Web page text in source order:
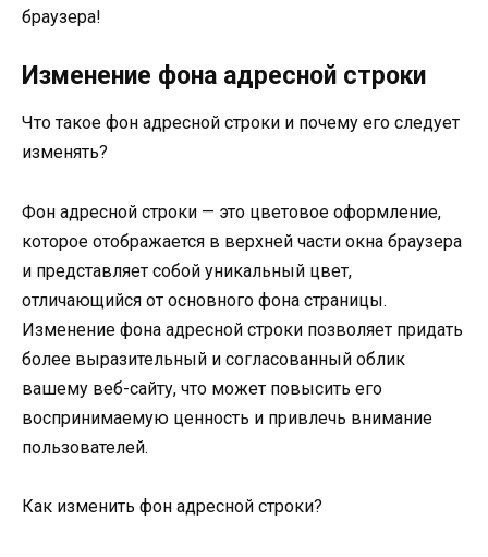
браузера!
Изменение фона адресной строки
Что такое фон адресной строки и почему его следует
изменять?
Фон адресной строки — это цветовое оформление,
которое отображается в верхней части окна браузера
и представляет собой уникальный цвет,
отличающийся от основного фона страницы.
Изменение фона адресной строки позволяет придать
более выразительный и согласованный облик
вашему веб-сайту, что может повысить его
воспринимаемую ценность и привлечь внимание
пользователей.
Как изменить фон адресной строки?